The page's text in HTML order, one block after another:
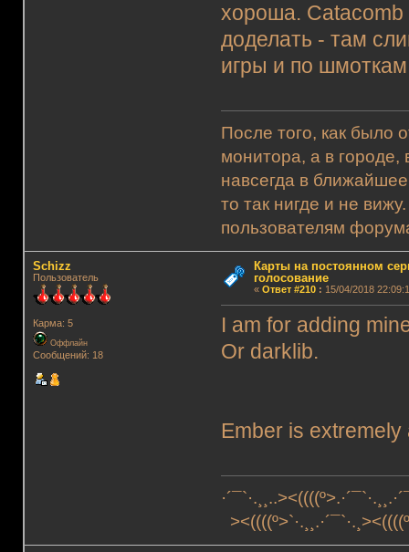
хороша. Catacomb
доделать - там
игры и по
После того, как было
монитора, а в
навсегда в
то так нигде и не
пользователям
Schizz
Пользователь
Карма: 5
Оффлайн
Сообщений: 18
Карты на постоянном
голосование
« Ответ #210: 15/04/2018
I am for adding
Or darklib.
Ember is